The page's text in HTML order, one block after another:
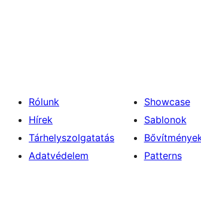
Rólunk
Hírek
Tárhelyszolgatatás
Adatvédelem
Showcase
Sablonok
Patterns